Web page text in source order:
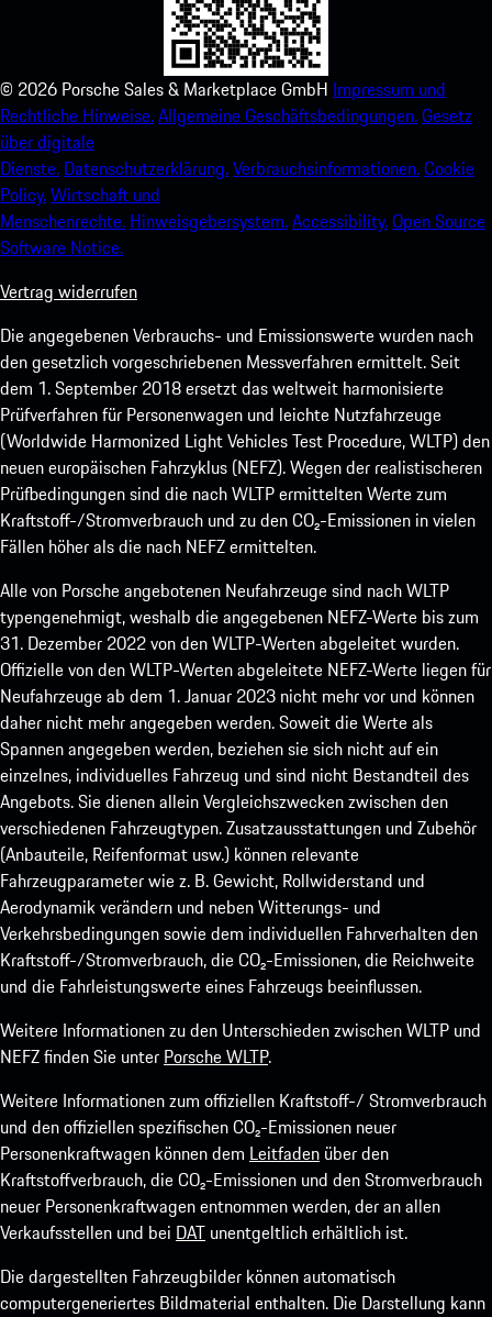
© 2026 Porsche Sales & Marketplace GmbH Impressum und
Rechtliche Hinweise.Allgemeine Geschäftsbedingungen.Gesetz
über digitale
Dienste. Datenschutzerklärung.Verbrauchsinformationen.Cookie
Policy.Wirtschaft und
Menschenrechte. Hinweisgebersystem.Accessibility.Open Source
Software Notice.
Vertrag widerrufen
Die angegebenen Verbrauchs- und Emissionswerte wurden nach
den gesetzlich vorgeschriebenen Messverfahren ermittelt. Seit
dem 1. September 2018 ersetzt das weltweit harmonisierte
Prüfverfahren für Personenwagen und leichte Nutzfahrzeuge
(Worldwide Harmonized Light Vehicles Test Procedure, WLTP) den
neuen europäischen Fahrzyklus (NEFZ). Wegen der realistischeren
Prüfbedingungen sind die nach WLTP ermittelten Werte zum
Kraftstoff-/Stromverbrauch und zu den CO₂-Emissionen in vielen
Fällen höher als die nach NEFZ ermittelten.
Alle von Porsche angebotenen Neufahrzeuge sind nach WLTP
typengenehmigt, weshalb die angegebenen NEFZ-Werte bis zum
31. Dezember 2022 von den WLTP-Werten abgeleitet wurden.
Offizielle von den WLTP-Werten abgeleitete NEFZ-Werte liegen für
Neufahrzeuge ab dem 1. Januar 2023 nicht mehr vor und können
daher nicht mehr angegeben werden. Soweit die Werte als
Spannen angegeben werden, beziehen sie sich nicht auf ein
einzelnes, individuelles Fahrzeug und sind nicht Bestandteil des
Angebots. Sie dienen allein Vergleichszwecken zwischen den
verschiedenen Fahrzeugtypen. Zusatzausstattungen und Zubehör
(Anbauteile, Reifenformat usw.) können relevante
Fahrzeugparameter wie z. B. Gewicht, Rollwiderstand und
Aerodynamik verändern und neben Witterungs- und
Verkehrsbedingungen sowie dem individuellen Fahrverhalten den
Kraftstoff-/Stromverbrauch, die CO₂-Emissionen, die Reichweite
und die Fahrleistungswerte eines Fahrzeugs beeinflussen.
Weitere Informationen zu den Unterschieden zwischen WLTP und
NEFZ finden Sie unter Porsche WLTP.
Weitere Informationen zum offiziellen Kraftstoff-/ Stromverbrauch
und den offiziellen spezifischen CO₂-Emissionen neuer
Personenkraftwagen können dem Leitfaden über den
Kraftstoffverbrauch, die CO₂-Emissionen und den Stromverbrauch
neuer Personenkraftwagen entnommen werden, der an allen
Verkaufsstellen und bei DAT unentgeltlich erhältlich ist.
Die dargestellten Fahrzeugbilder können automatisch
computergeneriertes Bildmaterial enthalten. Die Darstellung kann